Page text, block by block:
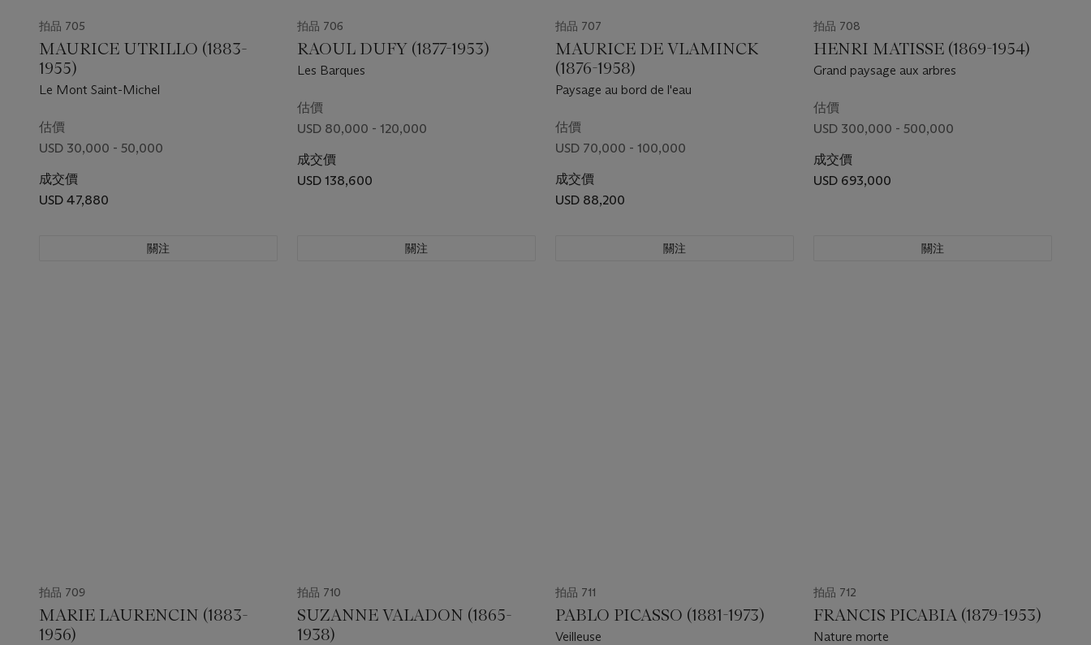
拍品 705
MAURICE UTRILLO (1883-
1955)
Le Mont Saint-Michel
估價
USD 30,000 - 50,000
成交價
USD 47,880
關注
拍品 706
RAOUL DUFY (1877-1953)
Les Barques
估價
USD 80,000 - 120,000
成交價
USD 138,600
關注
拍品 707
MAURICE DE VLAMINCK
(1876-1958)
Paysage au bord de l'eau
估價
USD 70,000 - 100,000
成交價
USD 88,200
關注
拍品 708
HENRI MATISSE (1869-1954)
Grand paysage aux arbres
估價
USD 300,000 - 500,000
成交價
USD 693,000
關注
拍品 709
MARIE LAURENCIN (1883-
1956)
拍品 710
SUZANNE VALADON (1865-
1938)
拍品 711
PABLO PICASSO (1881-1973)
Veilleuse
拍品 712
FRANCIS PICABIA (1879-1953)
Nature morte